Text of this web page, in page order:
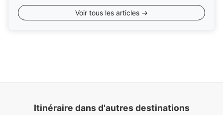
Voir tous les articles →
Itinéraire dans d'autres destinations